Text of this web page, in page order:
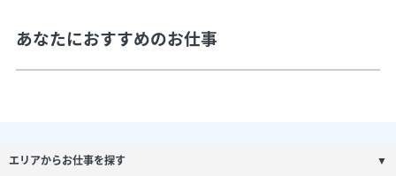
あなたにおすすめのお仕事
エリアからお仕事を探す ▼